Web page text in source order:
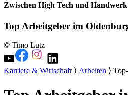
Zwischen High Tech und Handwerk
Top Arbeitgeber im
© Timo Lutz
Karriere & Wirtschaft⟩ Arbeiten ⟩